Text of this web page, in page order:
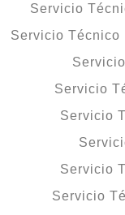
Servicio
Servicio Técnico
Servicio
Servicio
Servicio
Servicio